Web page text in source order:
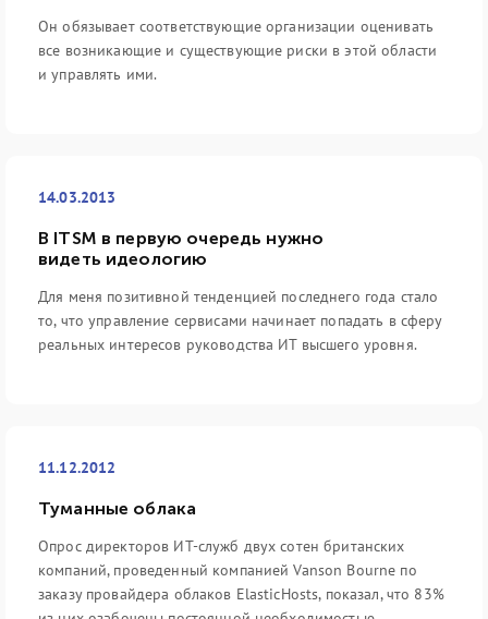
Он обязывает соответствующие организации оценивать
все возникающие и существующие риски в этой области
и управлять ими.
14.03.2013
В ITSM в первую очередь нужно
видеть идеологию
Для меня позитивной тенденцией последнего года стало
то, что управление сервисами начинает попадать в сферу
реальных интересов руководства ИТ высшего уровня.
11.12.2012
Туманные облака
Опрос директоров ИТ-служб двух сотен британских
компаний, проведенный компанией Vanson Bourne по
заказу провайдера облаков ElasticHosts, показал, что 83%